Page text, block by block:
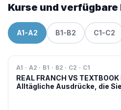
Kurse und
A1-A2 B1-B2 C1-C2
A1 · A2 · B1 · B2 · C2 · C1
REAL FRANCH VS
Alltägliche Ausdrücke, die